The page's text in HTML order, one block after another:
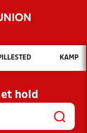
vil du søge efter?
OG NYHEDER
OG
KAMP
hold